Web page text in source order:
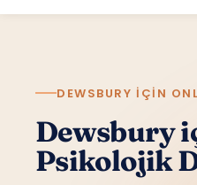
DEWSBURY IÇIN
Dewsbury
Psikolojik